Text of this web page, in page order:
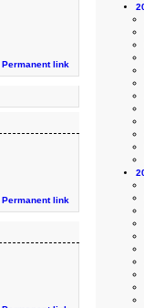
Permanent link
Permanent link